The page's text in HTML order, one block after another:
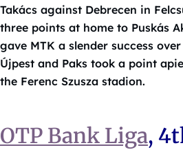
Takács against Debrecen in
three points at home to Puskás
gave MTK a slender success
Újpest and Paks took a point
the Ferenc Szusza stadion.
OTP Bank Liga,